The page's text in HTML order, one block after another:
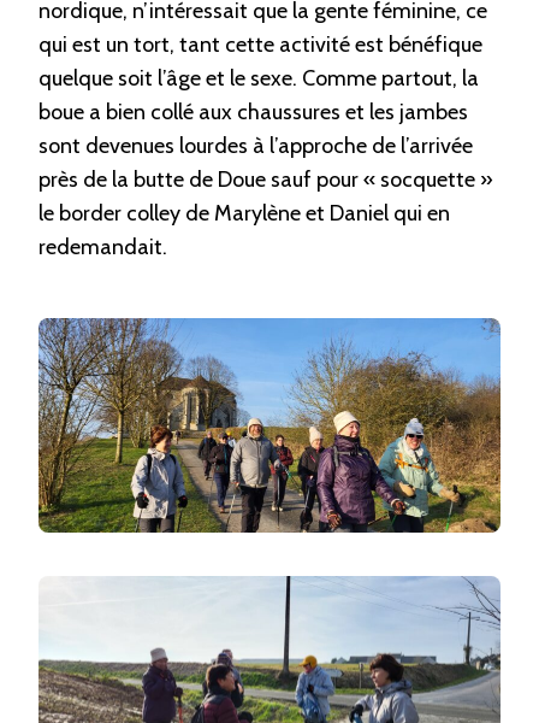
nordique, n’intéressait que la gente féminine, ce
qui est un tort, tant cette activité est bénéfique
quelque soit l’âge et le sexe. Comme partout, la
boue a bien collé aux chaussures et les jambes
sont devenues lourdes à l’approche de l’arrivée
près de la butte de Doue sauf pour « socquette »
le border colley de Marylène et Daniel qui en
redemandait.